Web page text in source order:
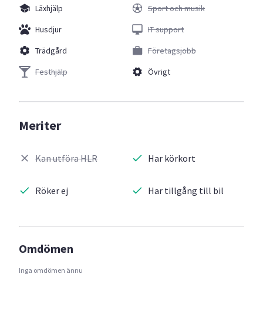
Läxhjälp
Husdjur
Trädgård
Festhjälp
Sport och musik
IT support
Företagsjobb
Övrigt
Meriter
Kan utföra HLR
Röker ej
Har körkort
Har tillgång till bil
Omdömen
Inga omdömen ännu